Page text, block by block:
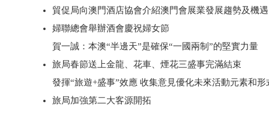
貿促局向澳門酒店協會介紹澳門會展業發展趨勢及機遇
婦聯總會舉辦酒會慶祝婦女節
賀一誠：本澳“半邊天”是確保“一國兩制”的堅實力量
旅局春節送上金龍、花車、煙花三盛事完滿結束
發揮“旅遊+盛事”效應 收集意見優化未來活動元素和形
旅局加強第二大客源開拓